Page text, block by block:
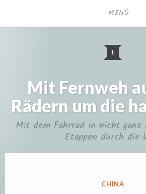
MENÜ
Mit Fernweh
Rädern um die
Mit dem Fahrrad in nicht ganz
Etappen durch die
CHINA